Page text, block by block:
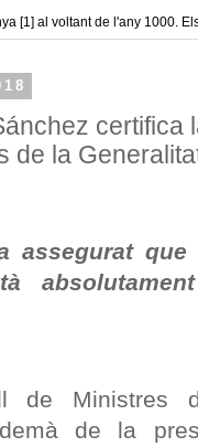
[1] al voltant de l'any 1000.
certifica
de la
assegurat
de Ministres
de la